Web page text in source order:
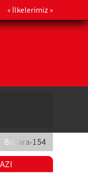
« İlkelerimiz »
Bakara-154